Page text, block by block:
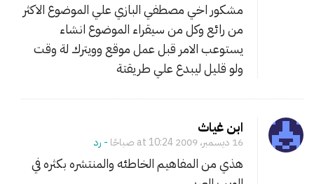
مشكور اخي مصطفي البازي علي الموضوع الاكثر
من رائع وكل من سيقراء الموضوع انشاء
يستوعب الامر قبل عمل موقع وويترك لة وقت
ولو قليل ليبدع علي طريقتة
ابن غياث
16 ديسمبر، 2009 at 10:24 صباحًا - ‎رد
هذي من المفاهيم الخاطئه والمنتشره بكثره في